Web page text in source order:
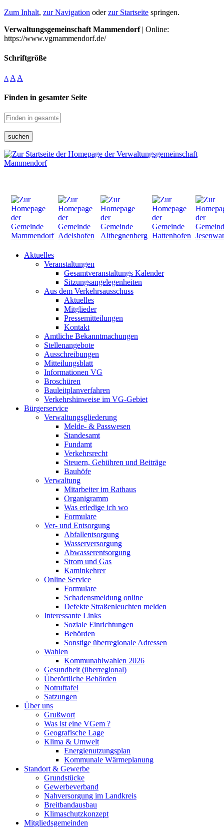
Zum Inhalt, zur Navigation oderzur Startseite springen.
Verwaltungsgemeinschaft Mammendorf| Online:
https://www.vgmammendorf.de/
Schriftgröße
A A A
Finden in gesamter Seite
suchen
Aktuelles
Veranstaltungen
Gesamtveranstaltungs Kalender
Sitzungsangelegenheiten
Aus dem Verkehrsausschuss
Aktuelles
Mitglieder
Pressemitteilungen
Kontakt
Amtliche Bekanntmachungen
Stellenangebote
Ausschreibungen
Mitteilungsblatt
Informationen VG
Broschüren
Bauleitplanverfahren
Verkehrshinweise im VG-Gebiet
Bürgerservice
Verwaltungsgliederung
Melde- & Passwesen
Standesamt
Fundamt
Verkehrsrecht
Steuern, Gebühren und Beiträge
Bauhöfe
Verwaltung
Mitarbeiter im Rathaus
Organigramm
Was erledige ich wo
Formulare
Ver- und Entsorgung
Abfallentsorgung
Wasserversorgung
Abwasserentsorgung
Strom und Gas
Kaminkehrer
Online Service
Formulare
Schadensmeldung online
Defekte Straßenleuchten melden
Interessante Links
Soziale Einrichtungen
Behörden
Sonstige überregionale Adressen
Wahlen
Kommunahlwahlen 2026
Gesundheit (überregional)
Überörtliche Behörden
Notruftafel
Satzungen
Über uns
Grußwort
Was ist eine VGem ?
Geografische Lage
Klima & Umwelt
Energienutzungsplan
Kommunale Wärmeplanung
Standort & Gewerbe
Grundstücke
Gewerbeverband
Nahversorgung im Landkreis
Breitbandausbau
Klimaschutzkonzept
Mitgliedsgemeinden